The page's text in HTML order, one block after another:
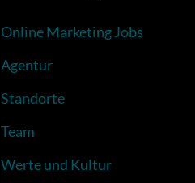
Online Marketing Jobs
Agentur
Standorte
Team
Werte und Kultur